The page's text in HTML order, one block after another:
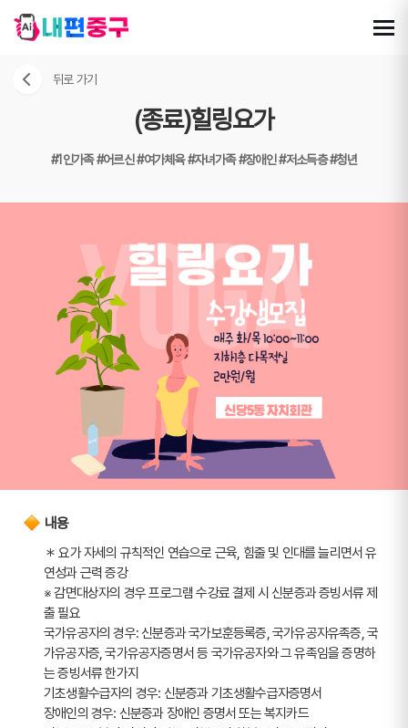
뒤로 가기
(종료)힐링요가
#1인가족#어르신#여가체육#자녀가족#장애인#저소득층#청년
내용
＊ 요가 자세의 규칙적인 연습으로 근육, 힘줄 및 인대를 늘리면서 유
연성과 근력 증강
※ 감면대상자의 경우 프로그램 수강료 결제 시 신분증과 증빙서류 제
출 필요
국가유공자의 경우: 신분증과 국가보훈등록증, 국가유공자유족증, 국
가유공자증, 국가유공자증명서 등 국가유공자와 그 유족임을 증명하
는 증빙서류 한가지
기초생활수급자의 경우: 신분증과 기초생활수급자증명서
장애인의 경우: 신분증과 장애인 증명서 또는 복지카드